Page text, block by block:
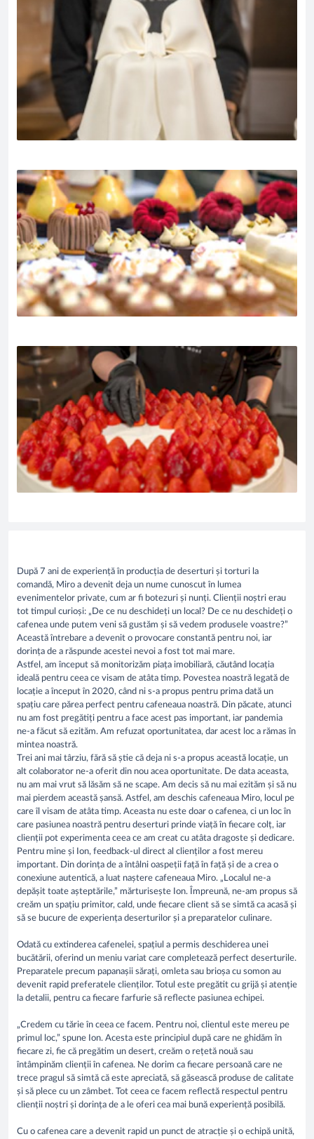
După 7 ani de experiență în producția de deserturi și torturi la
comandă, Miro a devenit deja un nume cunoscut în lumea
evenimentelor private, cum ar fi botezuri și nunți. Clienții noștri erau
tot timpul curioși: „De ce nu deschideți un local? De ce nu deschideți o
cafenea unde putem veni să gustăm și să vedem produsele voastre?”
Această întrebare a devenit o provocare constantă pentru noi, iar
dorința de a răspunde acestei nevoi a fost tot mai mare.
Astfel, am început să monitorizăm piața imobiliară, căutând locația
ideală pentru ceea ce visam de atâta timp. Povestea noastră legată de
locație a început în 2020, când ni s-a propus pentru prima dată un
spațiu care părea perfect pentru cafeneaua noastră. Din păcate, atunci
nu am fost pregătiți pentru a face acest pas important, iar pandemia
ne-a făcut să ezităm. Am refuzat oportunitatea, dar acest loc a rămas în
mintea noastră.
Trei ani mai târziu, fără să știe că deja ni s-a propus această locație, un
alt colaborator ne-a oferit din nou acea oportunitate. De data aceasta,
nu am mai vrut să lăsăm să ne scape. Am decis să nu mai ezităm și să nu
mai pierdem această șansă. Astfel, am deschis cafeneaua Miro, locul pe
care îl visam de atâta timp. Aceasta nu este doar o cafenea, ci un loc în
care pasiunea noastră pentru deserturi prinde viață în fiecare colț, iar
clienții pot experimenta ceea ce am creat cu atâta dragoste și dedicare.
Pentru mine și Ion, feedback-ul direct al clienților a fost mereu
important. Din dorința de a întâlni oaspeții față în față și de a crea o
conexiune autentică, a luat naștere cafeneaua Miro. „Localul ne-a
depășit toate așteptările,” mărturisește Ion. Împreună, ne-am propus să
creăm un spațiu primitor, cald, unde fiecare client să se simtă ca acasă și
să se bucure de experiența deserturilor și a preparatelor culinare.
Odată cu extinderea cafenelei, spațiul a permis deschiderea unei
bucătării, oferind un meniu variat care completează perfect deserturile.
Preparatele precum papanașii sărați, omleta sau brioșa cu somon au
devenit rapid preferatele clienților. Totul este pregătit cu grijă și atenție
la detalii, pentru ca fiecare farfurie să reflecte pasiunea echipei.
„Credem cu tărie în ceea ce facem. Pentru noi, clientul este mereu pe
primul loc,” spune Ion. Acesta este principiul după care ne ghidăm în
fiecare zi, fie că pregătim un desert, creăm o rețetă nouă sau
întâmpinăm clienții în cafenea. Ne dorim ca fiecare persoană care ne
trece pragul să simtă că este apreciată, să găsească produse de calitate
și să plece cu un zâmbet. Tot ceea ce facem reflectă respectul pentru
clienții noștri și dorința de a le oferi cea mai bună experiență posibilă.
Cu o cafenea care a devenit rapid un punct de atracție și o echipă unită,